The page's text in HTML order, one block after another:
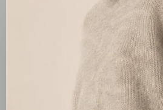
Showing 1 - 1 of 1